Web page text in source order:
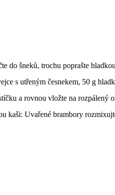
do šneků, trochu poprašte
s utřeným česnekem, 50 g
a rovnou vložte na rozpálený
kaši: Uvařené brambory